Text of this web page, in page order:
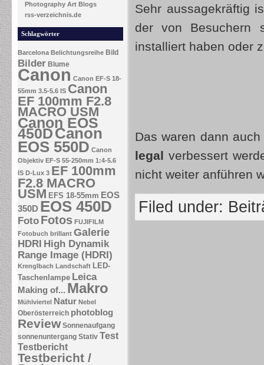
Photography Art Blogs
rss-verzeichnis.de
Schlagwörter
Barcelona Belichtungsreihe Bild
Bilder Blume
Canon Canon EF-S 18-
55mm 3.5-5.6 IS Canon
EF 100mm F2.8
MACRO USM
Canon EOS
450DCanon
EOS 550D Canon
Objektiv EF-S 55-250mm 1:4-5.6
IS D-Lux 3 EF 100mm
F2.8 MACRO
USM EFS 18-55mm EOS
350D EOS 450D
Foto Fotos FUJIFILM
Fotobuch brillant Galerie
HDRI High Dynamik
Range Image (HDRI)
Krenglbach Landschaft LED-
Taschenlampe Leica
Making of... Makro
Mühlviertel Natur Nebel
Oberösterreich photoblog
Review Sonnenaufgang
sonnenuntergang Stativ Test
Testbericht
Testbericht /
Sehr aussagekräftig
der von Besuchern
installiert haben oder
Das waren dann
legal verbessert
nicht weiter anführen
Filed under: